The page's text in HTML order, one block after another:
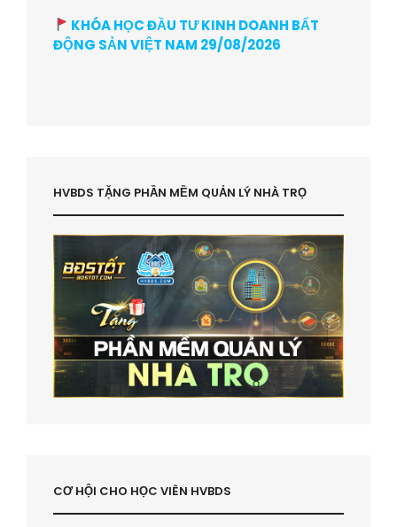
KHÓA HỌC ĐẦU TƯ KINH DOANH BẤT
ĐỘNG SẢN VIỆT NAM 29/08/2026
HVBDS TẶNG PHẦN MỀM QUẢN LÝ NHÀ TRỌ
CƠ HỘI CHO HỌC VIÊN HVBDS